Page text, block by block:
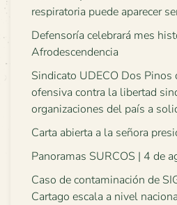
respiratoria puede aparecer
Defensoría celebrará mes
Afrodescendencia
Sindicato UDECO Dos Pinos
ofensiva contra la libertad
organizaciones del país a
Carta abierta a la señora
Panoramas SURCOS | 4 de
Caso de contaminación de
Cartago escala a nivel